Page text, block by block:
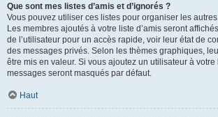
Que sont mes listes d’amis et d’ignorés ?
Vous pouvez utiliser ces listes pour organiser les
Les membres ajoutés à votre liste d’amis seront
de l’utilisateur pour un accès rapide, voir leur état de
des messages privés. Selon les thèmes graphiques,
être mis en valeur. Si vous ajoutez un utilisateur à votre
messages seront masqués par défaut.
Haut